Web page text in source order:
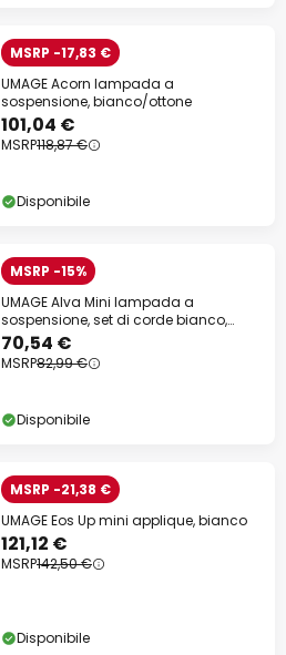
MSRP -17,83 €
UMAGE Acorn lampada a
sospensione, bianco/ottone
101,04 €
MSRP118,87 €
Disponibile
MSRP -15%
UMAGE Alva Mini lampada a
sospensione, set di corde bianco,
35cm
70,54 €
MSRP82,99 €
Disponibile
MSRP -21,38 €
UMAGE Eos Up mini applique, bianco
121,12 €
MSRP142,50 €
Disponibile